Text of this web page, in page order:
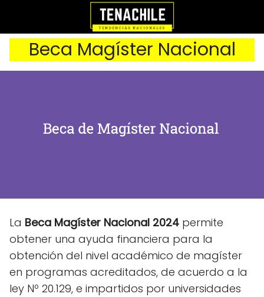
Beca Magíster Nacional
La Beca Magíster Nacional 2024 permite
obtener una ayuda financiera para la
obtención del nivel académico de magíster
en programas acreditados, de acuerdo a la
ley Nº 20.129, e impartidos por universidades